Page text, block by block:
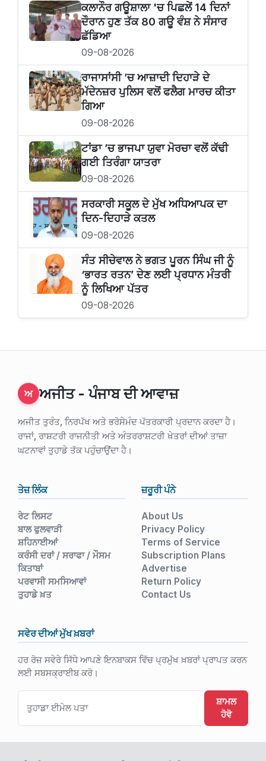
ਕਲਾਨੌਰ ਗਊਸ਼ਾਲਾ 'ਚ ਪਿਛਲੇਂ 14 ਦਿਨਾਂ
ਦੌਰਾਨ ਹੁਣ ਤੱਕ 80 ਗਊ ਵੰਸ਼ ਨੇ ਸੰਸਾਰ
ਛੱਡਿਆ
09-08-2026
ਰਾਜਾਸਾਂਸੀ ’ਚ ਆਜ਼ਾਦੀ ਦਿਹਾੜੇ ਦੇ
ਮੱਦੇਨਜ਼ਰ ਪੁਲਿਸ ਵਲੋਂ ਫਲੈਗ ਮਾਰਚ ਕੀਤਾ
ਗਿਆ
09-08-2026
ਟਾਂਡਾ ’ਚ ਭਾਜਪਾ ਯੁਵਾ ਮੋਰਚਾ ਵਲੋਂ ਕੱਢੀ
ਗਈ ਤਿਰੰਗਾ ਯਾਤਰਾ
09-08-2026
ਸਰਕਾਰੀ ਸਕੂਲ ਦੇ ਮੁੱਖ ਅਧਿਆਪਕ ਦਾ
ਦਿਨ-ਦਿਹਾੜੇ ਕਤਲ
09-08-2026
ਸੰਤ ਸੀਚੇਵਾਲ ਨੇ ਭਗਤ ਪੂਰਨ ਸਿੰਘ ਜੀ ਨੂੰ
‘ਭਾਰਤ ਰਤਨ’ ਦੇਣ ਲਈ ਪ੍ਰਧਾਨ ਮੰਤਰੀ
ਨੂੰ ਲਿਖਿਆ ਪੱਤਰ
09-08-2026
ਅ ਅਜੀਤ - ਪੰਜਾਬ ਦੀ ਆਵਾਜ਼
ਅਜੀਤ ਤੁਰੰਤ, ਨਿਰਪੱਖ ਅਤੇ ਭਰੋਸੇਮੰਦ ਪੱਤਰਕਾਰੀ ਪ੍ਰਦਾਨ ਕਰਦਾ ਹੈ।
ਰਾਜਾਂ, ਰਾਸ਼ਟਰੀ ਰਾਜਨੀਤੀ ਅਤੇ ਅੰਤਰਰਾਸ਼ਟਰੀ ਖੇਤਰਾਂ ਦੀਆਂ ਤਾਜ਼ਾ
ਘਟਨਾਵਾਂ ਤੁਹਾਡੇ ਤੱਕ ਪਹੁੰਚਾਉਂਦਾ ਹੈ।
ਤੇਜ਼ ਲਿੰਕ
ਰੇਟ ਲਿਸਟ
ਬਾਲ ਫੁਲਵਾੜੀ
ਸ਼ਹਿਨਾਈਆਂ
ਕਰੰਸੀ ਦਰਾਂ / ਸਰਾਫਾ / ਮੌਸਮ
ਕਿਤਾਬਾਂ
ਪਰਵਾਸੀ ਸਮਸਿਆਵਾਂ
ਤੁਹਾਡੇ ਖ਼ਤ
ਜ਼ਰੂਰੀ ਪੰਨੇ
About Us
Privacy Policy
Terms of Service
Subscription Plans
Advertise
Return Policy
Contact Us
ਸਵੇਰ ਦੀਆਂ ਮੁੱਖ ਖ਼ਬਰਾਂ
ਹਰ ਰੋਜ਼ ਸਵੇਰੇ ਸਿੱਧੇ ਆਪਣੇ ਇਨਬਾਕਸ ਵਿੱਚ ਪ੍ਰਮੁੱਖ ਖ਼ਬਰਾਂ ਪ੍ਰਾਪਤ ਕਰਨ
ਲਈ ਸਬਸਕ੍ਰਾਈਬ ਕਰੋ।
ਸ਼ਾਮਲ
ਹੋਵੋ